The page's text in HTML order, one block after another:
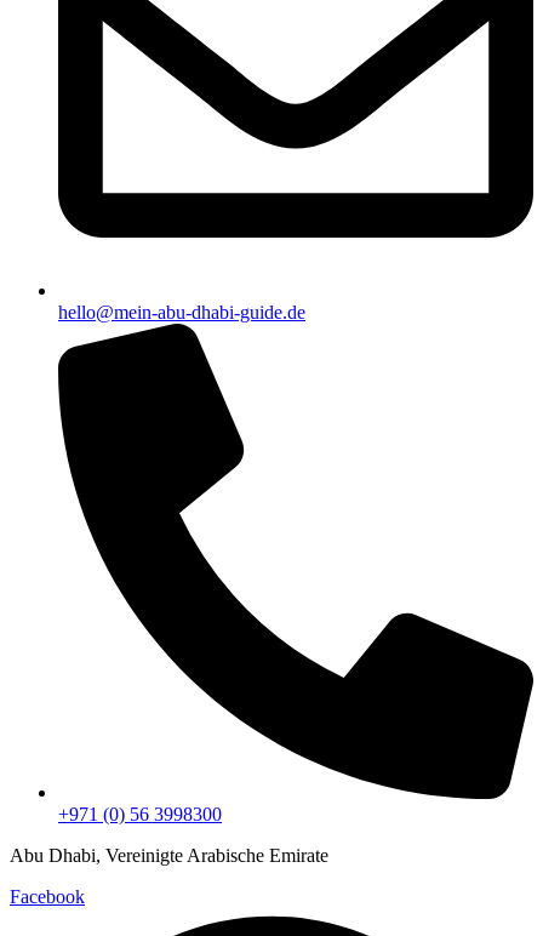
hello@mein-abu-dhabi-guide.de
+971 (0) 56 3998300
Abu Dhabi, Vereinigte Arabische Emirate
Facebook